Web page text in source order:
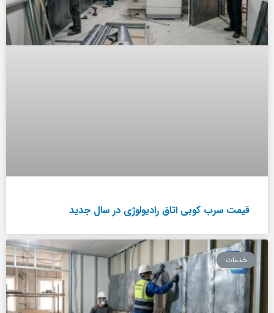
قیمت سرب کوبی اتاق رادیولوژی در سال جدید
خدمات